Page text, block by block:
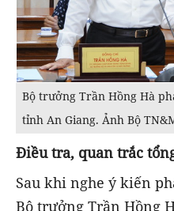
Bộ trưởng Trần Hồng Hà
tỉnh An Giang. Ảnh Bộ
Điều tra, quan trắc
Sau khi nghe ý kiến
Bộ trưởng Trần Hồng